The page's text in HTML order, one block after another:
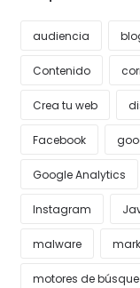
audiencia
Contenido
Crea tu web
Facebook
Google Analytics
Instagram
malware
motores de